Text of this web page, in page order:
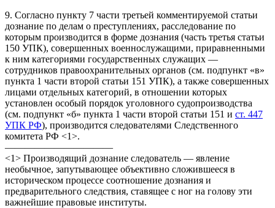
9. Согласно пункту 7 части третьей комментируемой статьи
дознание по делам о преступлениях, расследование по
которым производится в форме дознания (часть третья статьи
150 УПК), совершенных военнослужащими, приравненными
к ним категориями государственных служащих —
сотрудников правоохранительных органов (см. подпункт «в»
пункта 1 части второй статьи 151 УПК), а также совершенных
лицами отдельных категорий, в отношении которых
установлен особый порядок уголовного судопроизводства
(см. подпункт «б» пункта 1 части второй статьи 151 и ст. 447
УПК РФ), производится следователями Следственного
комитета РФ <1>.
———————————
<1> Производящий дознание следователь — явление
необычное, запутывающее объективно сложившееся в
историческом процессе соотношение дознания и
предварительного следствия, ставящее с ног на голову эти
важнейшие правовые институты.